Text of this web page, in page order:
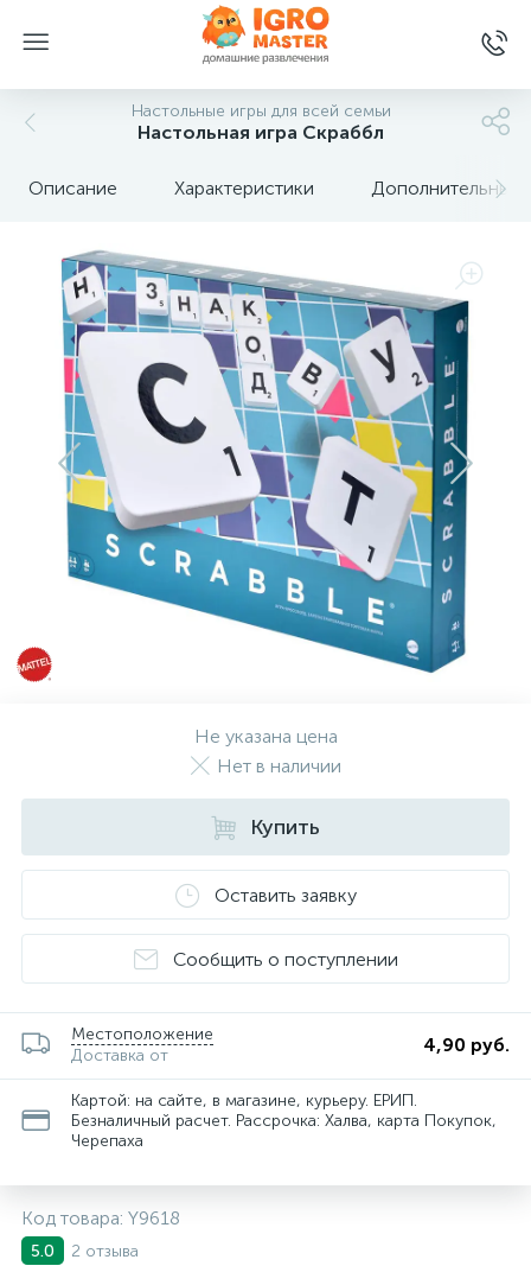
Настольные игры для всей семьи
Настольная игра Скраббл
Описание Характеристики Дополнительные
Не указана цена
Нет в наличии
Купить
Оставить заявку
Сообщить о поступлении
Местоположение
Доставка от
4,90 руб.
Картой: на сайте, в магазине, курьеру. ЕРИП.
Безналичный расчет. Рассрочка: Халва, карта Покупок,
Черепаха
Код товара: Y9618
5.0 2 отзыва